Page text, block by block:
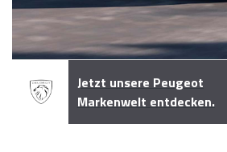
Jetzt unsere Peugeot
Markenwelt entdecken.